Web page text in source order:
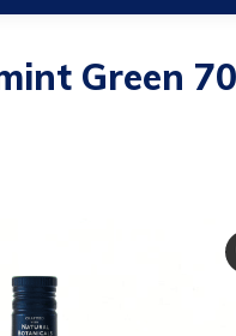
Green